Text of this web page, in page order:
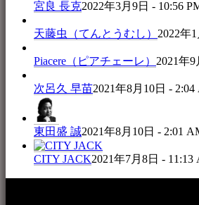
宮良 長克2022年3月9日 - 10:56
天藤虫（てんとうむし） 2022年
Piacere（ピアチェーレ） 2021年
次呂久 早苗2021年8月10日 -
東田盛 誠2021年8月10日 - 2:01
CITY JACK2021年7月8日 - 11:13